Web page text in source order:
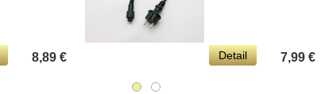
8,89 € Detail 7,99 €